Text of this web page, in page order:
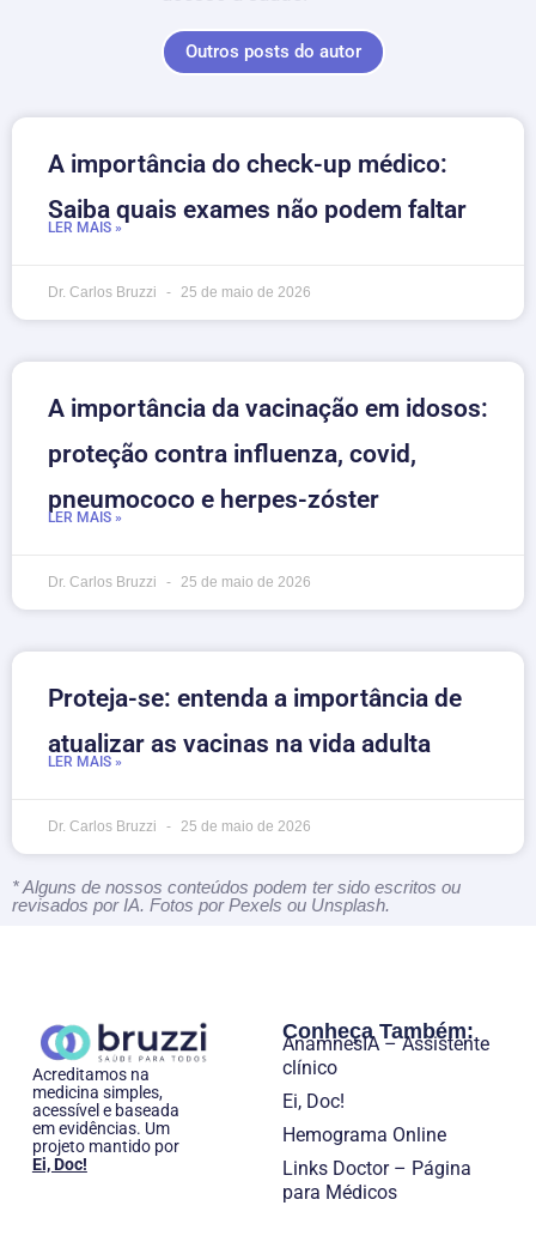
Outros posts do autor
A importância do check-up médico:
Saiba quais exames não podem faltar
LER MAIS »
Dr. Carlos Bruzzi 25 de maio de 2026
A importância da vacinação em idosos:
proteção contra influenza, covid,
pneumococo e herpes-zóster
LER MAIS »
Dr. Carlos Bruzzi 25 de maio de 2026
Proteja-se: entenda a importância de
atualizar as vacinas na vida adulta
LER MAIS »
Dr. Carlos Bruzzi 25 de maio de 2026
* Alguns de nossos conteúdos podem ter sido escritos ou
revisados por IA. Fotos por Pexels ou Unsplash.
Acreditamos na
medicina simples,
acessível e baseada
em evidências. Um
projeto mantido por
Ei, Doc!
Conheça Também:
AnamnesIA – Assistente
clínico
Ei, Doc!
Hemograma Online
Links Doctor – Página
para Médicos